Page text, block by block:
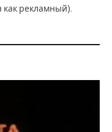
рекламный).